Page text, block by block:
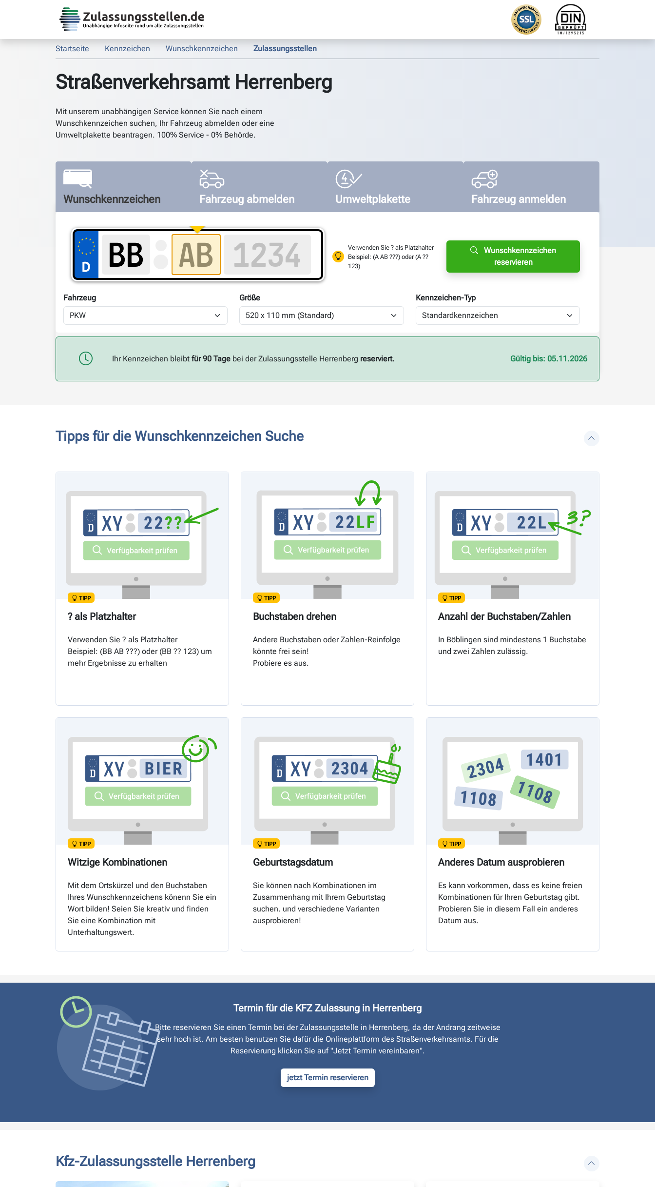
Startseite Kennzeichen Wunschkennzeichen Zulassungsstellen
Straßenverkehrsamt Herrenberg
Mit unserem unabhängigen Service können Sie nach einem
Wunschkennzeichen suchen, Ihr Fahrzeug abmelden oder eine
Umweltplakette beantragen. 100% Service - 0% Behörde.
Wunschkennzeichen Fahrzeug abmelden Umweltplakette Fahrzeug anmelden
Verwenden Sie ? als Platzhalter
Beispiel: (A AB ???) oder (A ??
123)
Wunschkennzeichen
reservieren
Fahrzeug Größe Kennzeichen-Typ
Ihr Kennzeichen bleibt für 90 Tagebei der Zulassungsstelle Herrenberg reserviert. Gültig bis: 05.11.2026
Tipps für die Wunschkennzeichen Suche
TIPP
? als Platzhalter
Verwenden Sie ? als Platzhalter
Beispiel: (BB AB ???) oder (BB ?? 123) um
mehr Ergebnisse zu erhalten
TIPP
Buchstaben drehen
Andere Buchstaben oder Zahlen-Reinfolge
könnte frei sein!
Probiere es aus.
TIPP
Anzahl der Buchstaben/Zahlen
In Böblingen sind mindestens 1 Buchstabe
und zwei Zahlen zulässig.
TIPP
Witzige Kombinationen
Mit dem Ortskürzel und den Buchstaben
Ihres Wunschkennzeichens könenn Sie ein
Wort bilden! Seien Sie kreativ und finden
Sie eine Kombination mit
Unterhaltungswert.
TIPP
Geburtstagsdatum
Sie können nach Kombinationen im
Zusammenhang mit Ihrem Geburtstag
suchen. und verschiedene Varianten
ausprobieren!
TIPP
Anderes Datum ausprobieren
Es kann vorkommen, dass es keine freien
Kombinationen für Ihren Geburtstag gibt.
Probieren Sie in diesem Fall ein anderes
Datum aus.
Termin für die KFZ Zulassung in Herrenberg
Bitte reservieren Sie einen Termin bei der Zulassungsstelle in Herrenberg, da der Andrang zeitweise
sehr hoch ist. Am besten benutzen Sie dafür die Onlineplattform des Straßen­verkehrsamts. Für die
Reservierung klicken Sie auf "Jetzt Termin vereinbaren".
jetzt Termin reservieren
Kfz-Zulassungsstelle Herrenberg